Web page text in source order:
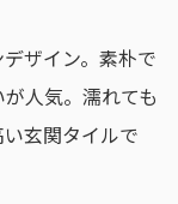
ザイン。素朴で
人気。濡れても
玄関タイルで